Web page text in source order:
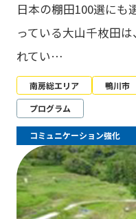
日本の棚田100選にも
っている大山千枚田
れてい…
南房総エリア
鴨川市
プログラム
コミュニケーション強化